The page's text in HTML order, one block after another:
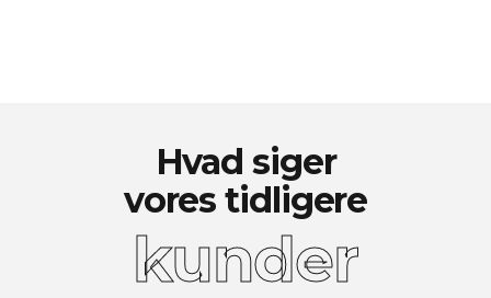
Hvad siger
vores tidligere
kunder